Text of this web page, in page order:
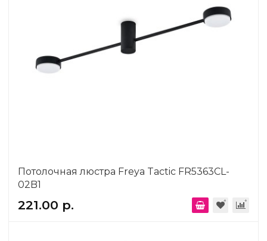
Потолочная люстра Freya Tactic FR5363CL-
02B1
221.00 р.